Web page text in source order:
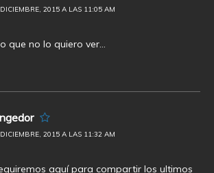
2015 A LAS 11:05 AM
que no lo quiero ver…
2015 A LAS 11:32 AM
aquí para compartir los ultimos